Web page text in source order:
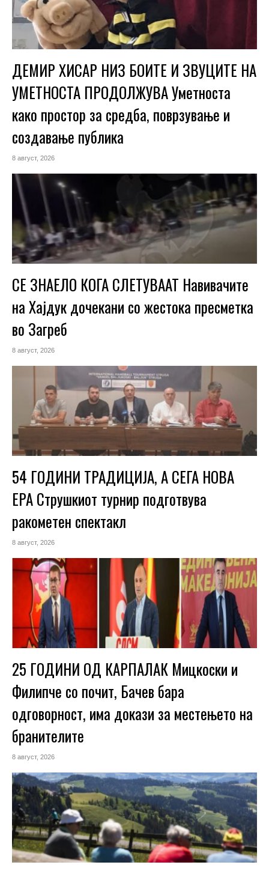
ДЕМИР ХИСАР НИЗ БОИТЕ И ЗВУЦИТЕ НА
УМЕТНОСТА ПРОДОЛЖУВА Уметноста
како простор за средба, поврзување и
создавање публика
8 август, 2026
СЕ ЗНАЕЛО КОГА СЛЕТУВААТ Навивачите
на Хајдук дочекани со жестока пресметка
во Загреб
8 август, 2026
54 ГОДИНИ ТРАДИЦИЈА, А СЕГА НОВА
ЕРА Струшкиот турнир подготвува
ракометен спектакл
8 август, 2026
25 ГОДИНИ ОД КАРПАЛАК Мицкоски и
Филипче со почит, Бачев бара
одговорност, има докази за местењето на
бранителите
8 август, 2026